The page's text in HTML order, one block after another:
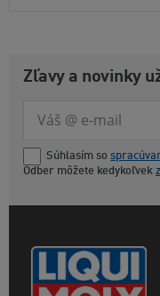
Zľavy a novinky
Súhlasím so
Odber môžete kedykoľvek